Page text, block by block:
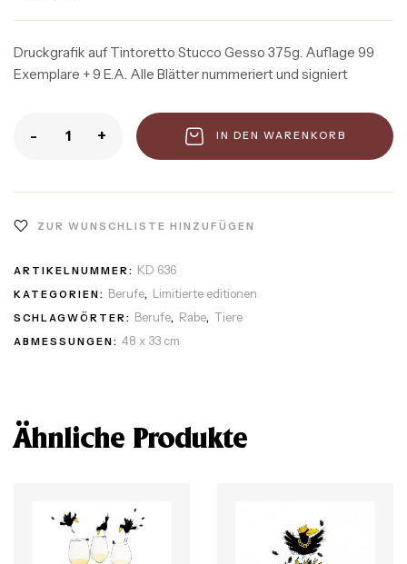
Druckgrafik auf Tintoretto Stucco Gesso 375g. Auflage 99
Exemplare + 9 E.A. Alle Blätter nummeriert und signiert
- + IN DEN WARENKORB
ZUR WUNSCHLISTE HINZUFÜGEN
ARTIKELNUMMER: KD 636
KATEGORIEN: Berufe, Limitierte editionen
SCHLAGWÖRTER: Berufe, Rabe, Tiere
ABMESSUNGEN: 48 x 33 cm
Ähnliche Produkte